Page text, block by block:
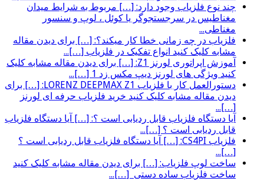
چند نوع فلزیاب وجود دارد: […] مربوط به شرایط میدان
مغناطیس در سرجستجوگر یا کوئل ، لوپ و سنسور
مغناطی...
فلزیاب در چه زمانی خطا کار میکند؟: […] برای دیدن مقاله
مشابه کلیک کنید انواع تفکیک در فلزیاب […]...
آموزش اپراتوری لورنز Z1: […] برای دیدن مقاله مشابه کلیک
کنید ویژگی های لورنز دیپ مکس زد 1 […]...
دستورالعمل کار با فلزیاب LORENZ DEEPMAX Z1: […] برای
دیدن مقاله مشابه کلیک کنید خرید فلزیاب حرفه ای لورنز
[…]...
آیا دستگاه فلزیاب قابل ردیابی است ؟: […] آیا دستگاه فلزیاب
قابل ردیابی است ؟ […]...
فلزیاب CS4PI: […] آیا دستگاه فلزیاب قابل ردیابی است ؟
[…]...
ساخت لوپ فلزیاب: […] برای دیدن مقاله مشابه کلیک کنید
ساخت فلزیاب ساده دستی […]...